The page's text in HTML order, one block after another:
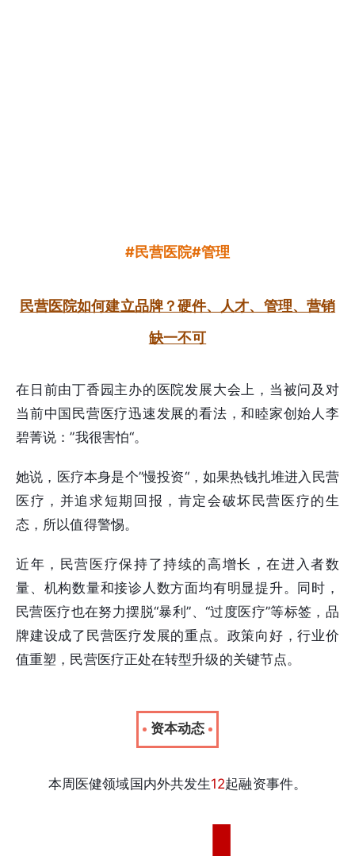
#民营医院#管理
民营医院如何建立品牌？硬件、人才、管理、营销
缺一不可
在日前由丁香园主办的医院发展大会上，当被问及对
当前中国民营医疗迅速发展的看法，和睦家创始人李
碧菁说：”我很害怕“。
她说，医疗本身是个”慢投资“，如果热钱扎堆进入民营
医疗，并追求短期回报，肯定会破坏民营医疗的生
态，所以值得警惕。
近年，民营医疗保持了持续的高增长，在进入者数
量、机构数量和接诊人数方面均有明显提升。同时，
民营医疗也在努力摆脱“暴利”、“过度医疗”等标签，品
牌建设成了民营医疗发展的重点。政策向好，行业价
值重塑，民营医疗正处在转型升级的关键节点。
资本动态
本周医健领域国内外共发生12起融资事件。